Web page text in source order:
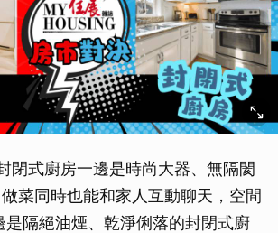
閉式廚房一邊是時尚大器、無隔閡
菜同時也能和家人互動聊天，空間
是隔絕油煙、乾淨俐落的封閉式廚